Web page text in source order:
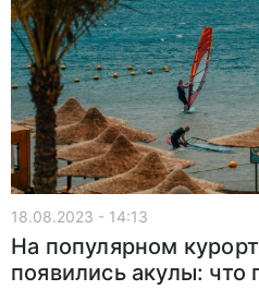
18.08.2023 - 14:13
На популярном
появились акулы: что